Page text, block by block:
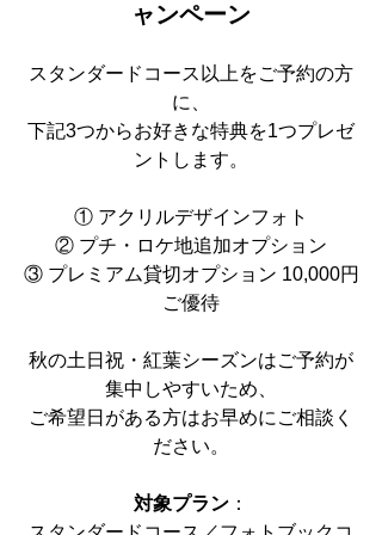
ャンペーン
スタンダードコース以上をご予約の方
に、
下記3つからお好きな特典を1つプレゼ
ントします。
① アクリルデザインフォト
② プチ・ロケ地追加オプション
③ プレミアム貸切オプション 10,000円
ご優待
秋の土日祝・紅葉シーズンはご予約が
集中しやすいため、
ご希望日がある方はお早めにご相談く
ださい。
対象プラン ：